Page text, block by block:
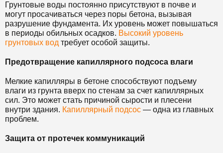
Грунтовые воды постоянно присутствуют в почве и
могут просачиваться через поры бетона, вызывая
разрушение фундамента. Их уровень может повышаться
в периоды обильных осадков. Высокий уровень
грунтовых вод требует особой защиты.
Предотвращение капиллярного подсоса влаги
Мелкие капилляры в бетоне способствуют подъему
влаги из грунта вверх по стенам за счет капиллярных
сил. Это может стать причиной сырости и плесени
внутри здания. Капиллярный подсос — одна из главных
проблем.
Защита от протечек коммуникаций